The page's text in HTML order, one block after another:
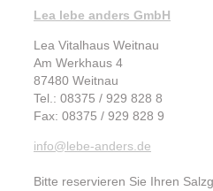
Lea lebe anders GmbH
Lea Vitalhaus Weitnau
Am Werkhaus 4
87480 Weitnau
Tel.: 08375 / 929 828 8
Fax: 08375 / 929 828 9
info@lebe-anders.de
Bitte reservieren Sie Ihren